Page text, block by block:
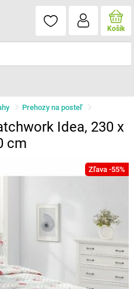
Košík
Prehozy na posteľ
Idea, 230 x
cm
Zľava -55%